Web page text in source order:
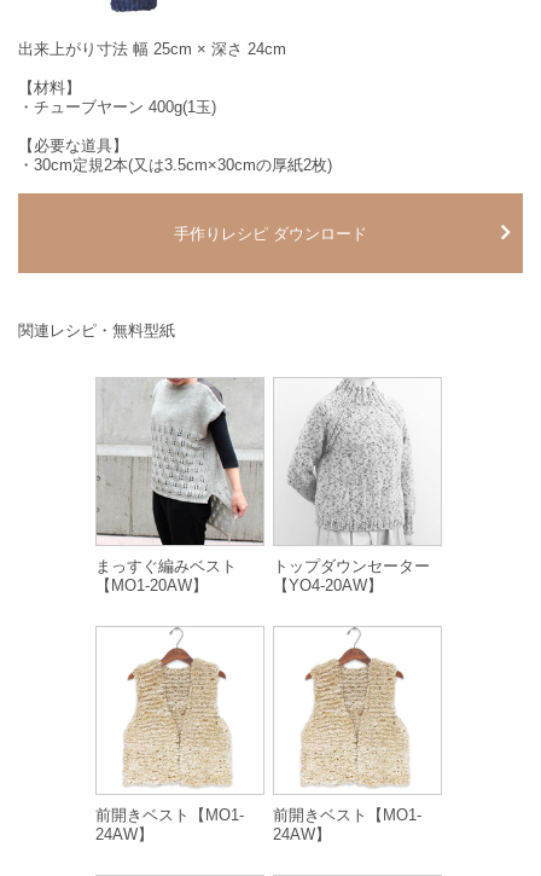
出来上がり寸法 幅 25cm × 深さ 24cm
【材料】
・チューブヤーン 400g(1玉)
【必要な道具】
・30cm定規2本(又は3.5cm×30cmの厚紙2枚)
手作りレシピ ダウンロード
関連レシピ・無料型紙
まっすぐ編みベスト
【MO1-20AW】
トップダウンセーター
【YO4-20AW】
前開きベスト【MO1-
24AW】
前開きベスト【MO1-
24AW】